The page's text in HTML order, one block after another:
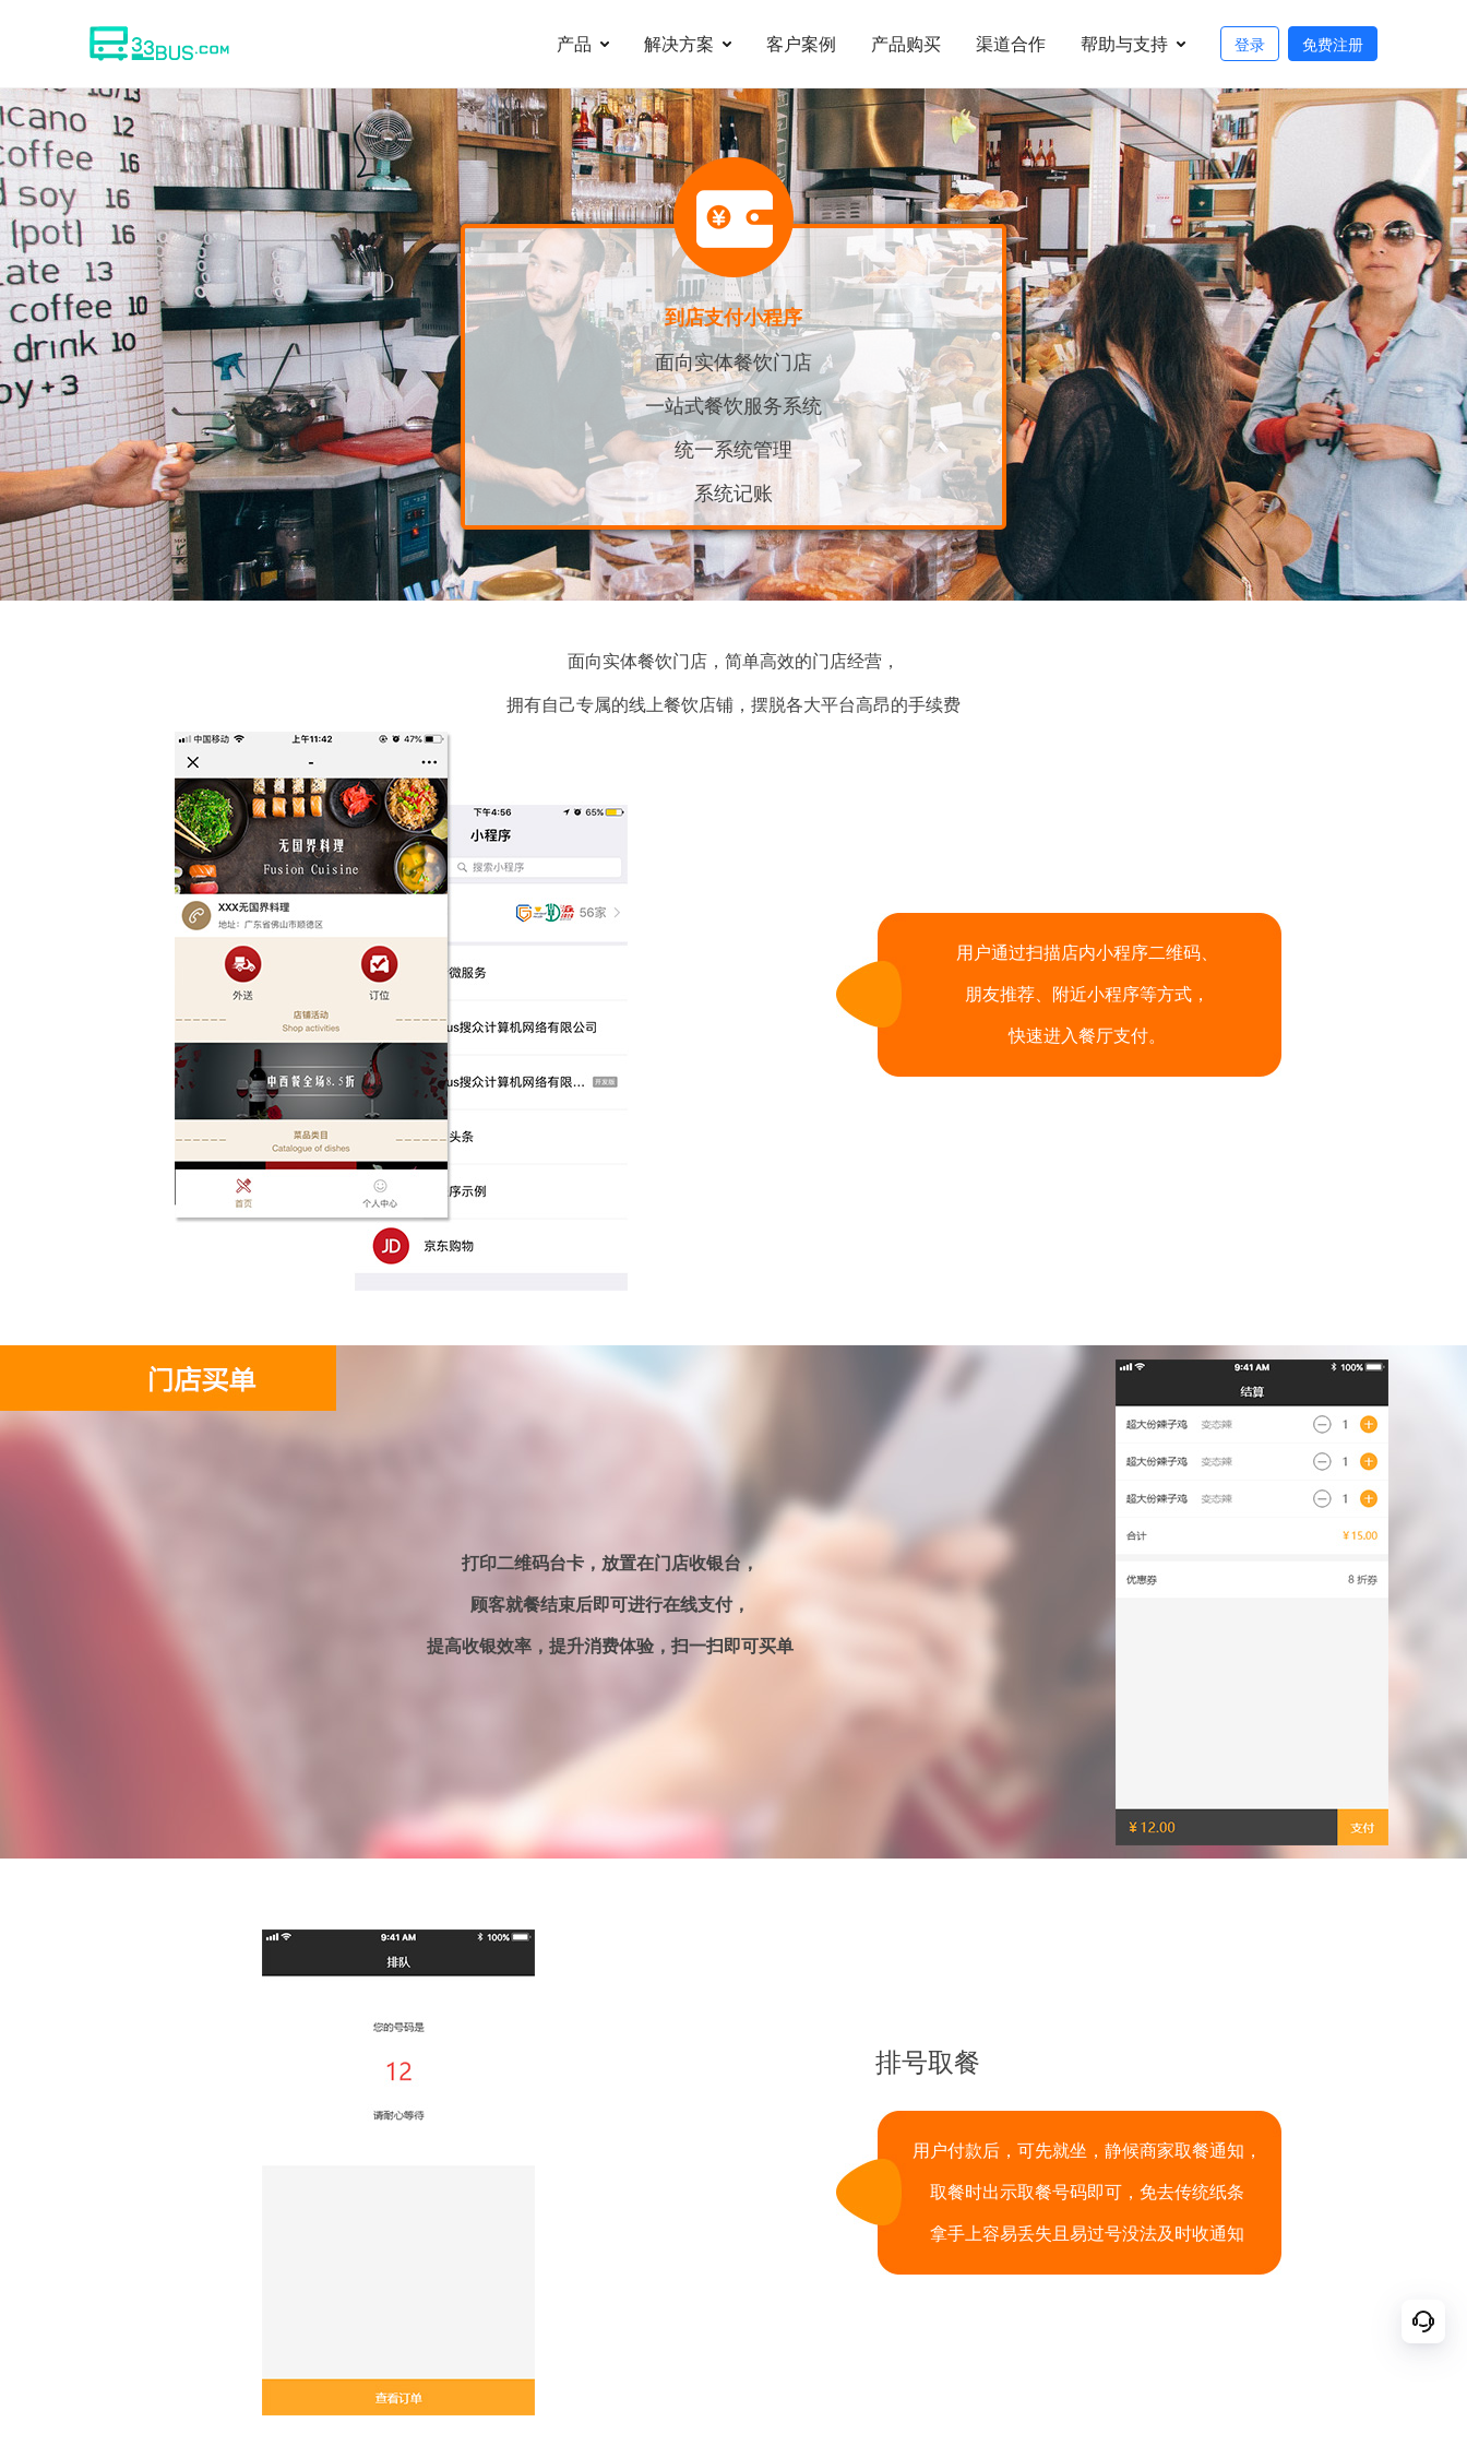
产品 解决方案 客户案例 产品购买 渠道合作 帮助与支持 登录 免费注册
到店支付小程序
面向实体餐饮门店
一站式餐饮服务系统
统一系统管理
系统记账
面向实体餐饮门店，简单高效的门店经营，
拥有自己专属的线上餐饮店铺，摆脱各大平台高昂的手续费
用户通过扫描店内小程序二维码、
朋友推荐、附近小程序等方式，
快速进入餐厅支付。
打印二维码台卡，放置在门店收银台，
顾客就餐结束后即可进行在线支付，
提高收银效率，提升消费体验，扫一扫即可买单
排号取餐
用户付款后，可先就坐，静候商家取餐通知，
取餐时出示取餐号码即可，免去传统纸条
拿手上容易丢失且易过号没法及时收通知